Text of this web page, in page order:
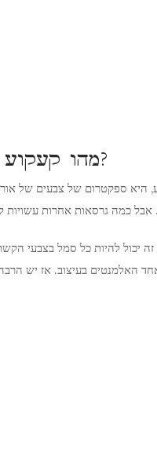
מהו קעקוע קשת בענן?
היא ספקטרום של צבעים של
זה יכול להיות כל סמל בצבעי